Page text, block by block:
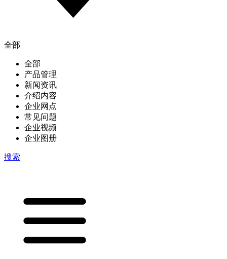
全部
全部
产品管理
新闻资讯
介绍内容
企业网点
常见问题
企业视频
企业图册
搜索